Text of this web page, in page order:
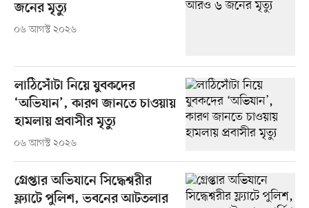
জনের মৃত্যু
০৬ আগস্ট ২০২৬
লাঠিসোঁটা নিয়ে যুবকদের
‘অভিযান’, কারণ জানতে চাওয়ায়
হামলায় প্রবাসীর মৃত্যু
০৬ আগস্ট ২০২৬
গ্রেপ্তার অভিযানে সিদ্ধেশ্বরীর
ফ্ল্যাটে পুলিশ, ভবনের আটতলার